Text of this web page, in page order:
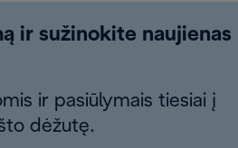
ir sužinokite naujienas
ir pasiūlymais tiesiai į
dėžutę.